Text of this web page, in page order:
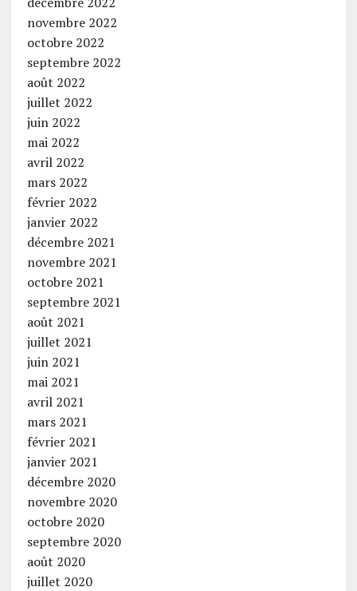
novembre 2022
octobre 2022
septembre 2022
août 2022
juillet 2022
juin 2022
mai 2022
avril 2022
mars 2022
février 2022
janvier 2022
décembre 2021
novembre 2021
octobre 2021
septembre 2021
août 2021
juillet 2021
juin 2021
mai 2021
avril 2021
mars 2021
février 2021
janvier 2021
décembre 2020
novembre 2020
octobre 2020
septembre 2020
août 2020
juillet 2020